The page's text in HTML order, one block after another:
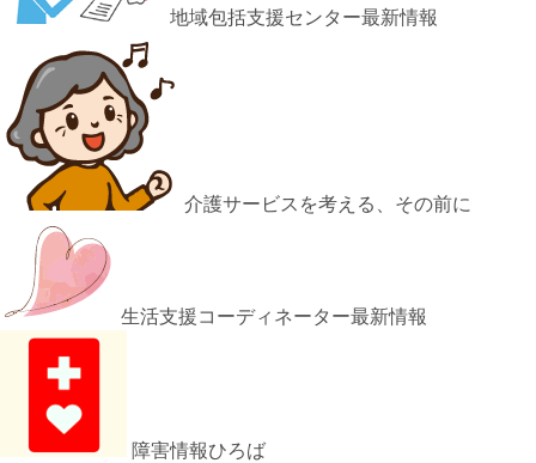
地域包括支援センター最新情報
介護サービスを考える、その前に
生活支援コーディネーター最新情報
障害情報ひろば